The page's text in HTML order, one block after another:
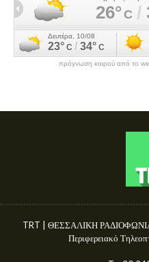
πρόγνωση καιρού από το
TRT | ΘΕΣΣΑΛΙΚΗ
Περιφερειακό